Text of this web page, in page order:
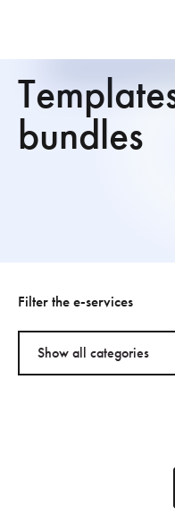
bundles
Filter the e-services
Show all categories